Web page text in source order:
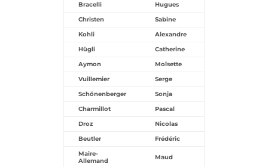
Bracelli
Hugues
Christen
Sabine
Kohli
Alexandre
Hügli
Catherine
Aymon
Moïsette
Vuillemier
Serge
Schönenberger
Sonja
Charmillot
Pascal
Droz
Nicolas
Beutler
Frédéric
Maire-
Allemand
Maud